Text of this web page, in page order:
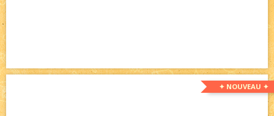
✦ NOUVEAU ✦